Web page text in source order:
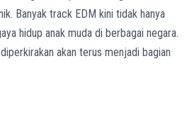
Banyak track EDM kini tidak hanya
hidup anak muda di berbagai negara.
akan terus menjadi bagian